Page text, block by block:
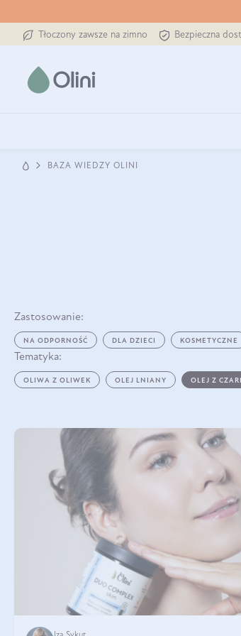
Tłoczony zawsze na zimno Bezpieczna
BAZA WIEDZY OLINI
Zastosowanie:
NA ODPORNOŚĆ DLA DZIECI KOSMETYCZNE
Tematyka:
OLIWA Z OLIWEK OLEJ LNIANY OLEJ Z